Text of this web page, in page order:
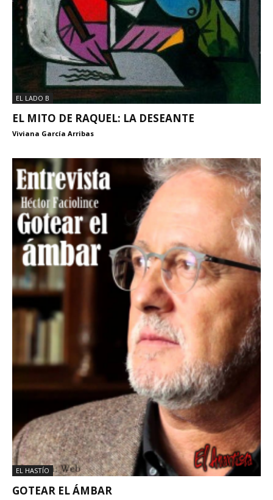
EL LADO B
EL MITO DE RAQUEL: LA DESEANTE
Viviana García Arribas
EL HASTÍO
GOTEAR EL ÁMBAR